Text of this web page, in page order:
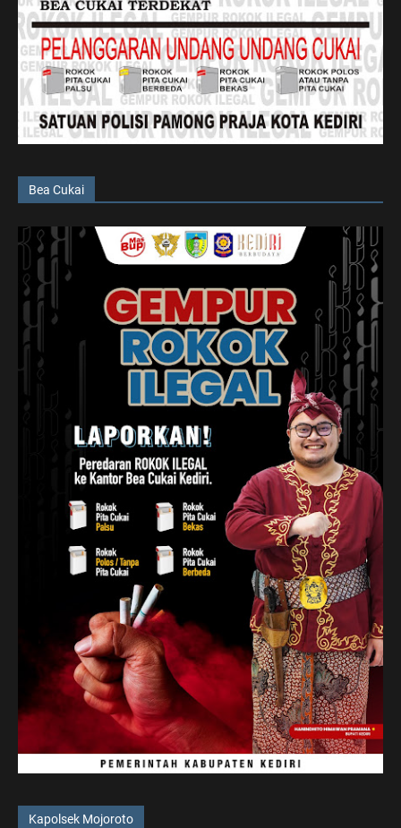
Bea Cukai
Kapolsek Mojoroto